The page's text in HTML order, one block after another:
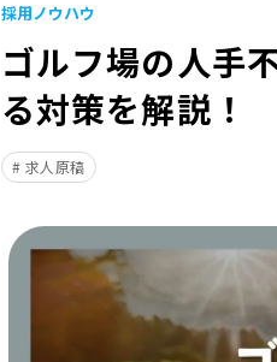
採用ノウハウ
ゴルフ場の人手
る対策を解説！
求人原稿